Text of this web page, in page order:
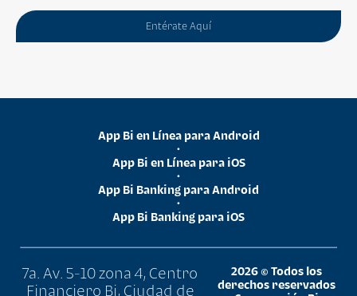
Entérate Aquí
App Bi en Línea para Android
•
App Bi en Línea para iOS
•
App Bi Banking para Android
•
App Bi Banking para iOS
7a. Av. 5-10 zona 4, Centro
Financiero Bi, Ciudad de
2026 © Todos los
derechos reservados